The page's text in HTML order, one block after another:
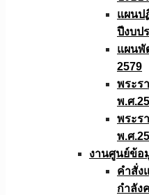
แผนป
ปีงบป
แผนพั
2579
พระร
พ.ศ
พระร
พ.ศ
งานศูนย์ข้อ
คำสั่ง
กำลัง